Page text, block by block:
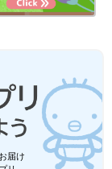
届け